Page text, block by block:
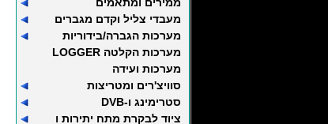
מעבדי צליל וקדם מגברים
מערכות הגברה/בידוריות
מערכות הקלטה LOGGER
מערכות ועידה
סוויצ'רים ומטריצות
סטרימינג ו-DVB
ציוד לבקרת מתח יתירות ו